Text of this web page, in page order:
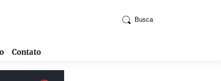
Busca
Contato